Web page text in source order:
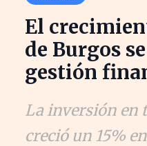
El
de Burgos
gestión
La inversión en
creció un 15%